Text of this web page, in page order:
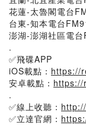
花蓮-太魯閣電台
台東-知本電台
澎湖-澎湖社區電
.
✅飛碟APP
iOS載點： https://
安卓載點： https://
.
✅線上收聽：
✅立達官網：